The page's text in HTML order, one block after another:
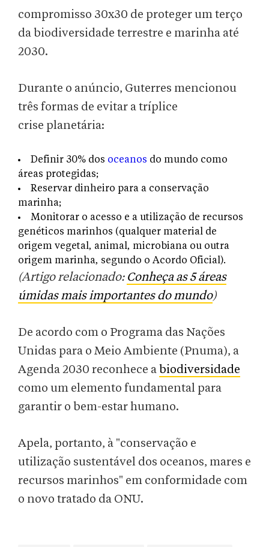
compromisso 30x30 de proteger um terço
da biodiversidade terrestre e marinha até
2030.
Durante o anúncio, Guterres mencionou
três formas de evitar a tríplice
crise planetária:
Definir 30% dos oceanos do mundo como
áreas protegidas;
Reservar dinheiro para a conservação
marinha;
Monitorar o acesso e a utilização de recursos
genéticos marinhos (qualquer material de
origem vegetal, animal, microbiana ou outra
origem marinha, segundo o Acordo Oficial).
(Artigo relacionado: Conheça as 5 áreas
úmidas mais importantes do mundo)
De acordo com o Programa das Nações
Unidas para o Meio Ambiente (Pnuma), a
Agenda 2030 reconhece a biodiversidade
como um elemento fundamental para
garantir o bem-estar humano.
Apela, portanto, à "conservação e
utilização sustentável dos oceanos, mares e
recursos marinhos" em conformidade com
o novo tratado da ONU.